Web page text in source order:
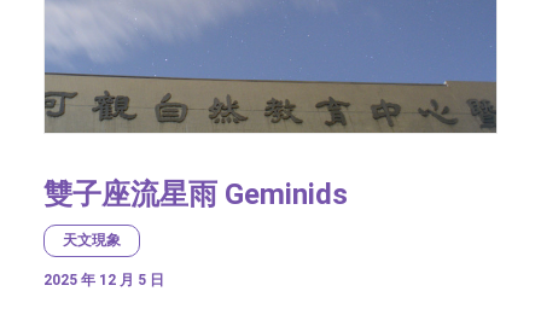
雙子座流星雨 Geminids
天文現象
2025 年 12 月 5 日